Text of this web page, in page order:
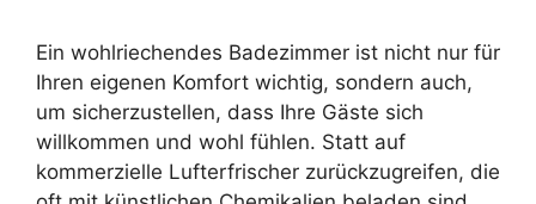
Ein wohlriechendes Badezimmer ist nicht nur für
Ihren eigenen Komfort wichtig, sondern auch,
um sicherzustellen, dass Ihre Gäste sich
willkommen und wohl fühlen. Statt auf
kommerzielle Lufterfrischer zurückzugreifen, die